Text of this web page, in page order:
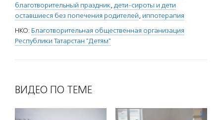
благотворительный праздник, дети-сироты и дети
оставшиеся без попечения родителей, иппотерапия
НКО: Благотворительная общественная организация
Республики Татарстан "Детям"
ВИДЕО ПО ТЕМЕ